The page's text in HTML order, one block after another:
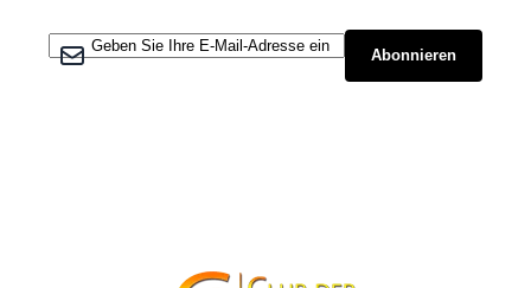
Melden Sie sich für unseren Newsletter an:
Abonnieren